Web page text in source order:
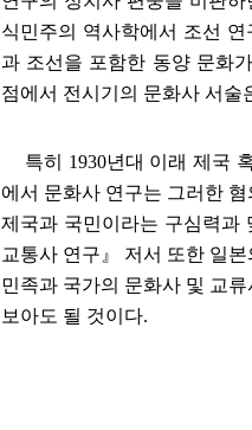
식민주의 역사학에서 조선
과 조선을 포함한 동양 문화
점에서 전시기의 문화사 서술
특히 1930년대 이래 제국
에서 문화사 연구는 그러한
제국과 국민이라는 구심력과
교통사 연구 』 저서 또한 일
민족과 국가의 문화사 및 교
보아도 될 것이다.